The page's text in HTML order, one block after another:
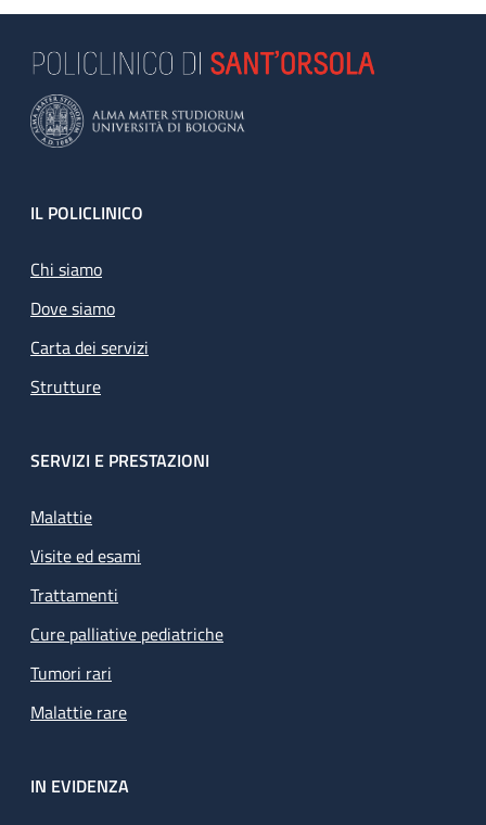
Footer
IL POLICLINICO
Chi siamo
Dove siamo
Carta dei servizi
Strutture
SERVIZI E PRESTAZIONI
Malattie
Visite ed esami
Trattamenti
Cure palliative pediatriche
Tumori rari
Malattie rare
IN EVIDENZA